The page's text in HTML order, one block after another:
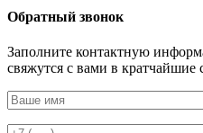
Обратный звонок
Заполните контактную
свяжутся с вами в кратчайшие